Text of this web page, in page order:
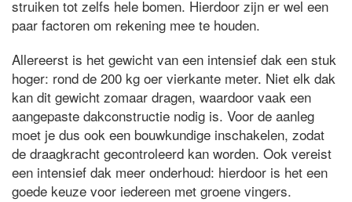
struiken tot zelfs hele bomen. Hierdoor zijn er wel een
paar factoren om rekening mee te houden.
Allereerst is het gewicht van een intensief dak een stuk
hoger: rond de 200 kg oer vierkante meter. Niet elk dak
kan dit gewicht zomaar dragen, waardoor vaak een
aangepaste dakconstructie nodig is. Voor de aanleg
moet je dus ook een bouwkundige inschakelen, zodat
de draagkracht gecontroleerd kan worden. Ook vereist
een intensief dak meer onderhoud: hierdoor is het een
goede keuze voor iedereen met groene vingers.